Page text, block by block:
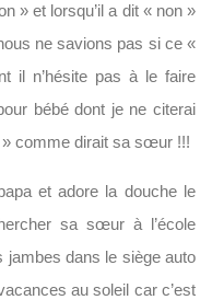
» et lorsqu’il a dit « non »
ne savions pas si ce «
il n’hésite pas à le faire
bébé dont je ne citerai
comme dirait sa sœur !!!
et adore la douche le
sa sœur à l’école
jambes dans le siège auto
au soleil car c’est